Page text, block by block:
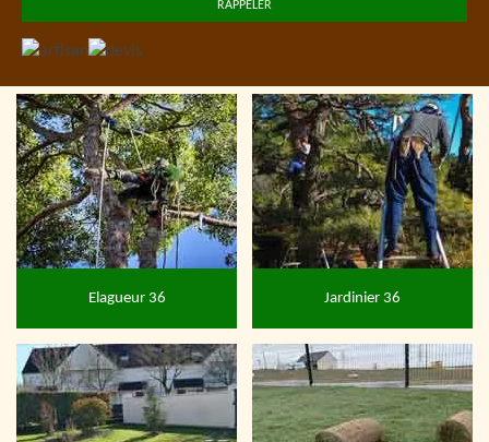
Elagueur 36 Jardinier 36